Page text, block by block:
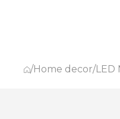
/Home decor/LED